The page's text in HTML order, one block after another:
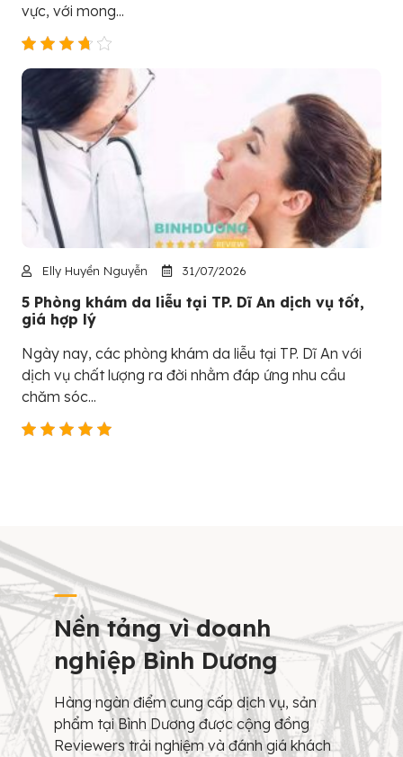
vực, với mong...
Elly Huyền Nguyễn 31/07/2026
5 Phòng khám da liễu tại TP. Dĩ An dịch vụ tốt,
giá hợp lý
Ngày nay, các phòng khám da liễu tại TP. Dĩ An với
dịch vụ chất lượng ra đời nhằm đáp ứng nhu cầu
chăm sóc...
Nền tảng vì doanh
nghiệp Bình Dương
Hàng ngàn điểm cung cấp dịch vụ, sản
phẩm tại Bình Dương được cộng đồng
Reviewers trải nghiệm và đánh giá khách